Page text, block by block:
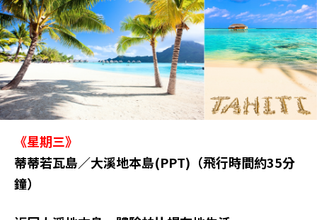
《星期三》
蒂蒂若瓦島／大溪地本島(PPT)（飛行時間約35分
鐘）